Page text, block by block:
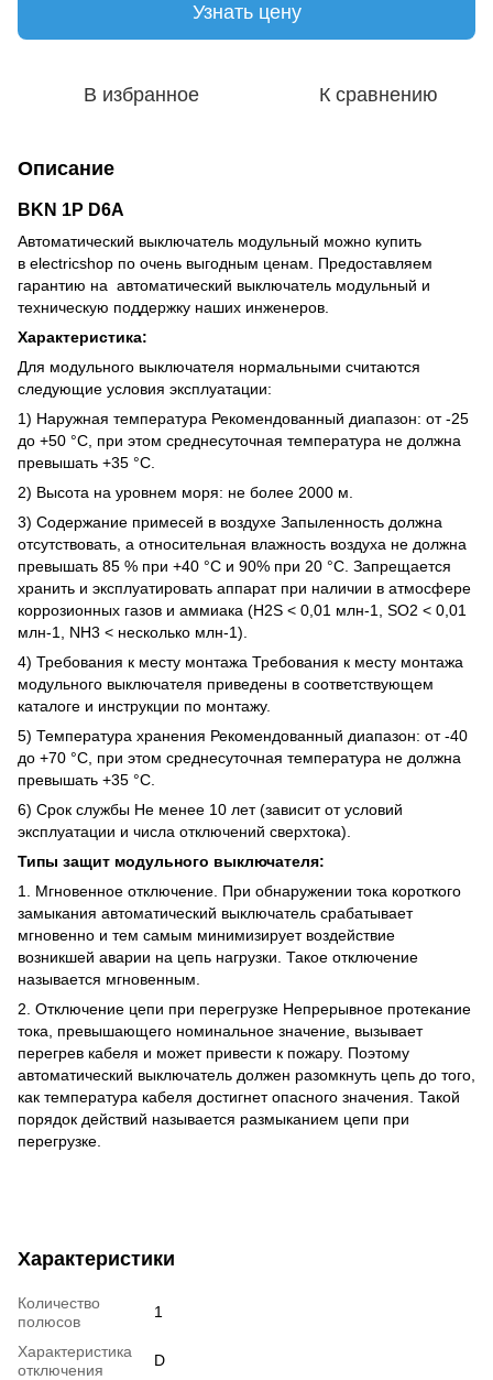
Узнать цену
В избранное К сравнению
Описание
BKN 1P D6A
Автоматический выключатель модульный можно купить
в electricshop по очень выгодным ценам. Предоставляем
гарантию на автоматический выключатель модульный и
техническую поддержку наших инженеров.
Характеристика:
Для модульного выключателя нормальными считаются
следующие условия эксплуатации:
1) Наружная температура Рекомендованный диапазон: от -25
до +50 °C, при этом среднесуточная температура не должна
превышать +35 °C.
2) Высота на уровнем моря: не более 2000 м.
3) Содержание примесей в воздухе Запыленность должна
отсутствовать, а относительная влажность воздуха не должна
превышать 85 % при +40 °C и 90% при 20 °C. Запрещается
хранить и эксплуатировать аппарат при наличии в атмосфере
коррозионных газов и аммиака (H2S < 0,01 млн-1, SO2 < 0,01
млн-1, NH3 < несколько млн-1).
4) Требования к месту монтажа Требования к месту монтажа
модульного выключателя приведены в соответствующем
каталоге и инструкции по монтажу.
5) Температура хранения Рекомендованный диапазон: от -40
до +70 °C, при этом среднесуточная температура не должна
превышать +35 °C.
6) Срок службы Не менее 10 лет (зависит от условий
эксплуатации и числа отключений сверхтока).
Типы защит модульного выключателя:
1. Мгновенное отключение. При обнаружении тока короткого
замыкания автоматический выключатель срабатывает
мгновенно и тем самым минимизирует воздействие
возникшей аварии на цепь нагрузки. Такое отключение
называется мгновенным.
2. Отключение цепи при перегрузке Непрерывное протекание
тока, превышающего номинальное значение, вызывает
перегрев кабеля и может привести к пожару. Поэтому
автоматический выключатель должен разомкнуть цепь до того,
как температура кабеля достигнет опасного значения. Такой
порядок действий называется размыканием цепи при
перегрузке.
Характеристики
Количество
полюсов
1
Характеристика
отключения
D